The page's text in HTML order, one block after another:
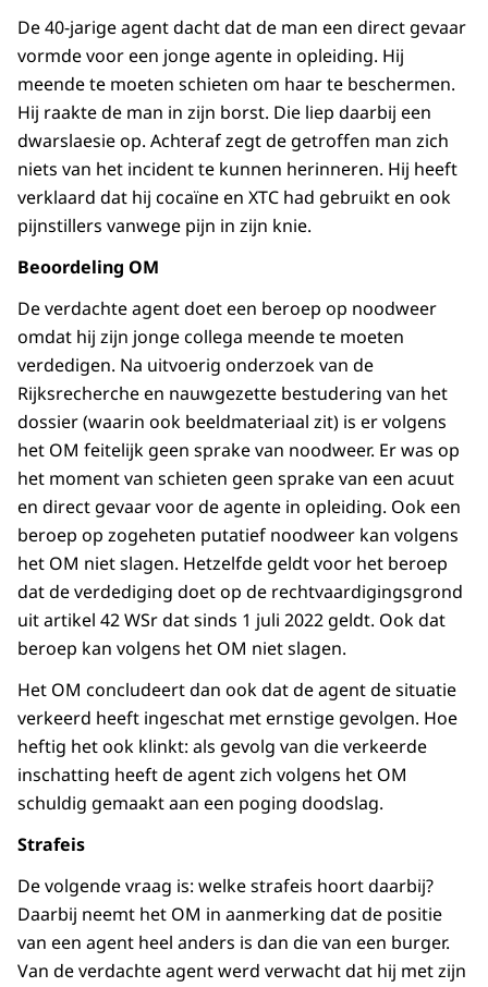
De 40-jarige agent dacht dat de man een direct gevaar
vormde voor een jonge agente in opleiding. Hij
meende te moeten schieten om haar te beschermen.
Hij raakte de man in zijn borst. Die liep daarbij een
dwarslaesie op. Achteraf zegt de getroffen man zich
niets van het incident te kunnen herinneren. Hij heeft
verklaard dat hij cocaïne en XTC had gebruikt en ook
pijnstillers vanwege pijn in zijn knie.
Beoordeling OM
De verdachte agent doet een beroep op noodweer
omdat hij zijn jonge collega meende te moeten
verdedigen. Na uitvoerig onderzoek van de
Rijksrecherche en nauwgezette bestudering van het
dossier (waarin ook beeldmateriaal zit) is er volgens
het OM feitelijk geen sprake van noodweer. Er was op
het moment van schieten geen sprake van een acuut
en direct gevaar voor de agente in opleiding. Ook een
beroep op zogeheten putatief noodweer kan volgens
het OM niet slagen. Hetzelfde geldt voor het beroep
dat de verdediging doet op de rechtvaardigingsgrond
uit artikel 42 WSr dat sinds 1 juli 2022 geldt. Ook dat
beroep kan volgens het OM niet slagen.
Het OM concludeert dan ook dat de agent de situatie
verkeerd heeft ingeschat met ernstige gevolgen. Hoe
heftig het ook klinkt: als gevolg van die verkeerde
inschatting heeft de agent zich volgens het OM
schuldig gemaakt aan een poging doodslag.
Strafeis
De volgende vraag is: welke strafeis hoort daarbij?
Daarbij neemt het OM in aanmerking dat de positie
van een agent heel anders is dan die van een burger.
Van de verdachte agent werd verwacht dat hij met zijn